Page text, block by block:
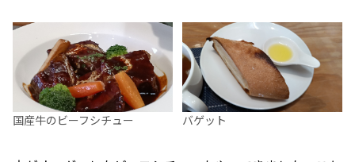
国産牛のビーフシチュー バゲット